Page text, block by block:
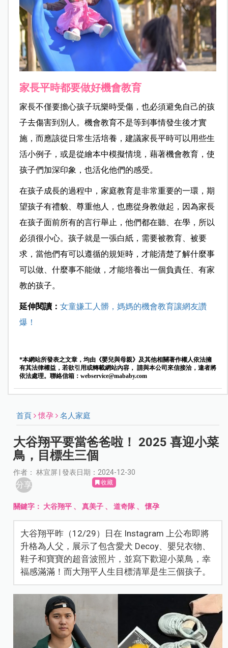
家長平時都要做好機會教育
家長不僅要擔心孩子玩樂時受傷，也必須避免自己的孩
子去傷害到別人。機會教育不是等到事情發生後才實
施，而應該從日常生活培養，建議家長平時可以用些生
活小例子，或是從繪本中模擬情境，藉著機會教育，使
孩子們加深印象，也活化他們的感受。
在孩子成長的過程中，家庭教育是非常重要的一環，期
望孩子有禮貌、尊重他人，也應從身教做起，因為家長
在孩子面前所有的言行舉止，他們都在聽、在學，所以
必須很小心。孩子就是一張白紙，需要被教育、被要
求，當他們有可以遵循的規矩時，才能清楚了解什麼事
可以做、什麼事不能做，才能培養出一個負責任、有家
教的孩子。
延伸閱讀： 女童嫌工人髒，媽媽的機會教育讓網友讚
爆！
*本網站所發表之文章，均由《嬰兒與母親》及其他相關著作權人依法擁
有其法律權益，若欲引用或轉載網站內容， 請與本公司來信接洽，違者將
依法處理。聯絡信箱： webservice@mababy.com
首頁 懷孕 名人家庭
大谷翔平要當爸爸啦！ 2025 喜迎小菜
鳥，目標生三個
作者： 林宜屏 | 發表日期：2024-12-30
分享 收藏
關鍵字： 大谷翔平 、真美子 、道奇隊 、懷孕
大谷翔平昨（12/29）日在 Instagram 上公布即將
升格為人父，展示了包含愛犬 Decoy、嬰兒衣物、
鞋子和寶寶的超音波照片，並寫下歡迎小菜鳥，幸
福感滿滿！而大翔平人生目標清單是生三個孩子。